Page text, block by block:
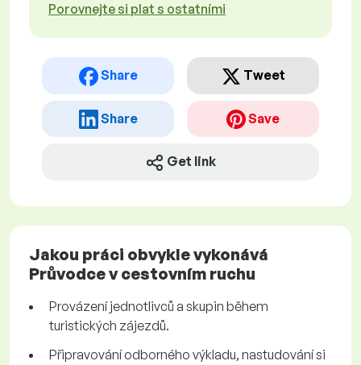
Porovnejte si plat s ostatními
Share Tweet
Share Save
Get link
Jakou práci obvykle vykonává
Průvodce v cestovním ruchu
Provázení jednotlivců a skupin během
turistických zájezdů.
Připravování odborného výkladu, nastudování si